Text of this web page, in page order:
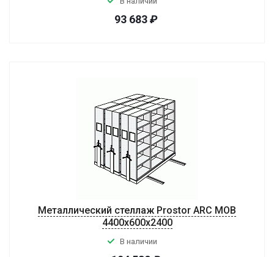
93 683₽
Металлический стеллаж Prostor ARC MOB
4400x600x2400
В наличии